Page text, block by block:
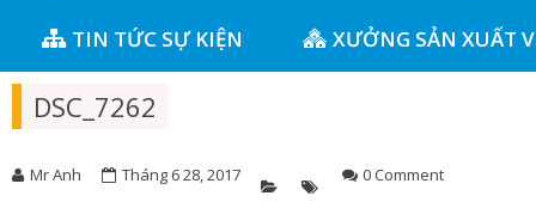
TIN TỨC SỰ KIỆN XƯỞNG SẢN XUẤT
DSC_7262
Mr Anh Tháng 6 28, 2017 0 Comment